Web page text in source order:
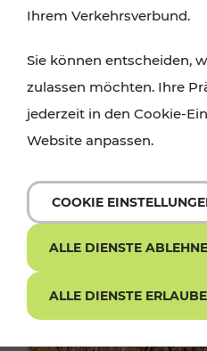
Ihrem Verkehrsverbund.
Sie können entscheiden,
zulassen möchten. Ihre
jederzeit in den Cookie-
Website anpassen.
COOKIE
ALLE DIENSTE
ALLE DIENSTE